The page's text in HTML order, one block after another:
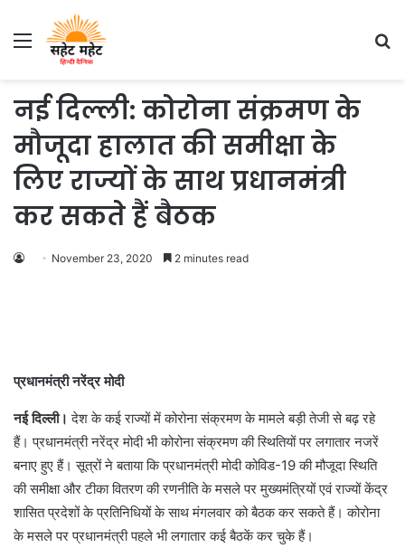
Menu
नई दिल्‍ली: कोरोना संक्रमण के
मौजूदा हालात की समीक्षा के
लिए राज्यों के साथ प्रधानमंत्री
कर सकते हैं बैठक
November 23, 2020 2 minutes read
प्रधानमंत्री नरेंद्र मोदी
नई दिल्‍ली। देश के कई राज्‍यों में कोरोना संक्रमण के मामले बड़ी तेजी से बढ़ रहे
हैं। प्रधानमंत्री नरेंद्र मोदी भी कोरोना संक्रमण की स्थितियों पर लगातार नजरें
बनाए हुए हैं। सूत्रों ने बताया कि प्रधानमंत्री मोदी कोविड-19 की मौजूदा स्थिति
की समीक्षा और टीका वितरण की रणनीति के मसले पर मुख्यमंत्रियों एवं राज्यों केंद्र
शासित प्रदेशों के प्रतिनिधियों के साथ मंगलवार को बैठक कर सकते हैं। कोरोना
के मसले पर प्रधानमंत्री पहले भी लगातार कई बैठकें कर चुके हैं।